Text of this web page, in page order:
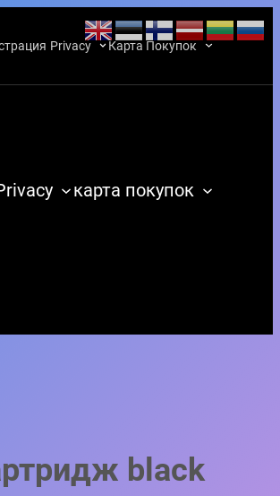
Privacy Карта Покупок
карта покупок
black